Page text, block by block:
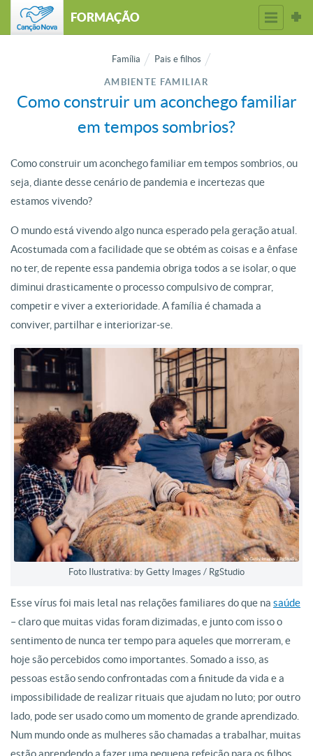
FORMAÇÃO
Família Pais e filhos
AMBIENTE FAMILIAR
Como construir um aconchego familiar
em tempos sombrios?
Como construir um aconchego familiar em tempos sombrios, ou
seja, diante desse cenário de pandemia e incertezas que
estamos vivendo?
O mundo está vivendo algo nunca esperado pela geração atual.
Acostumada com a facilidade que se obtém as coisas e a ênfase
no ter, de repente essa pandemia obriga todos a se isolar, o que
diminui drasticamente o processo compulsivo de comprar,
competir e viver a exterioridade. A família é chamada a
conviver, partilhar e interiorizar-se.
Foto Ilustrativa: by Getty Images / RgStudio
Esse vírus foi mais letal nas relações familiares do que na saúde
– claro que muitas vidas foram dizimadas, e junto com isso o
sentimento de nunca ter tempo para aqueles que morreram, e
hoje são percebidos como importantes. Somado a isso, as
pessoas estão sendo confrontadas com a finitude da vida e a
impossibilidade de realizar rituais que ajudam no luto; por outro
lado, pode ser usado como um momento de grande aprendizado.
Num mundo onde as mulheres são chamadas a trabalhar, muitas
estão aprendendo a fazer uma pequena refeição para os filhos.